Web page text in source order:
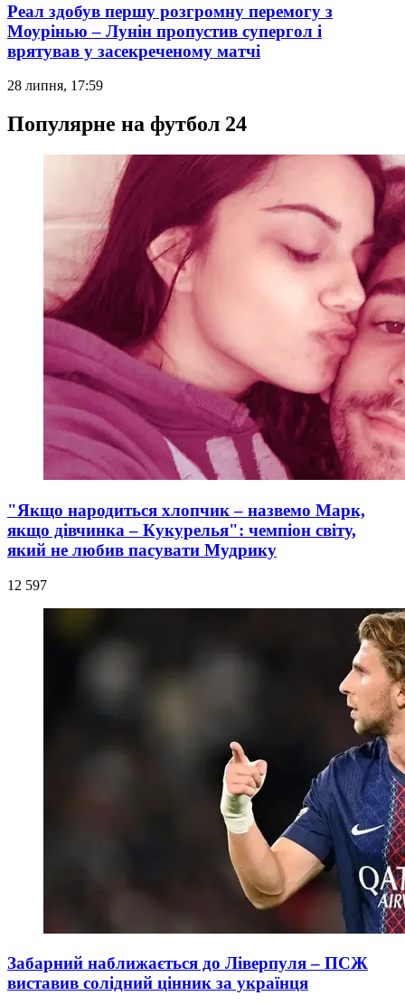
Реал здобув першу розгромну перемогу з
Моурінью – Лунін пропустив супергол і
врятував у засекреченому матчі
28 липня, 17:59
Популярне на футбол 24
"Якщо народиться хлопчик – назвемо Марк,
якщо дівчинка – Кукурелья": чемпіон світу,
який не любив пасувати Мудрику
12 597
Забарний наближається до Ліверпуля – ПСЖ
виставив солідний цінник за українця